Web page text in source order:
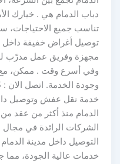
دباب الدمام هي . خيارك
تناسب جميع الاحتياجات،
توصيل أغراض خفيفة داخل
مجهزة وفريق عمل مدرّب
وفي أسرع وقت . ممكن، مع
خدمة نقل عفش وتوصيل
الدمام منذ أكثر من عقد من
الشركات الرائدة في مجال
التوصيل داخل مدينة الدمام
خدمات عالية الجودة، مما